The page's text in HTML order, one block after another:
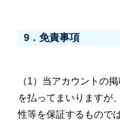
9．免責事項
（1）当アカウントの
を払ってまいりますが
性等を保証するもので